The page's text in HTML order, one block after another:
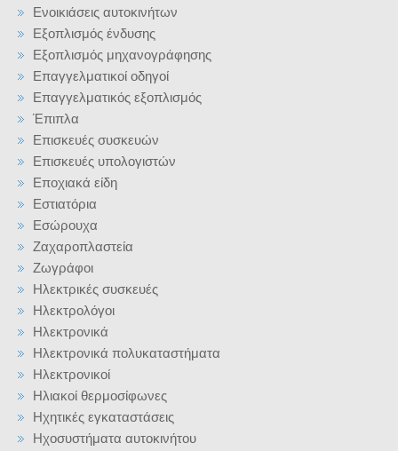
Ενοικιάσεις αυτοκινήτων
Εξοπλισμός ένδυσης
Εξοπλισμός μηχανογράφησης
Επαγγελματικοί οδηγοί
Επαγγελματικός εξοπλισμός
Έπιπλα
Επισκευές συσκευών
Επισκευές υπολογιστών
Εποχιακά είδη
Εστιατόρια
Εσώρουχα
Ζαχαροπλαστεία
Ζωγράφοι
Ηλεκτρικές συσκευές
Ηλεκτρολόγοι
Ηλεκτρονικά
Ηλεκτρονικά πολυκαταστήματα
Ηλεκτρονικοί
Ηλιακοί θερμοσίφωνες
Ηχητικές εγκαταστάσεις
Ηχοσυστήματα αυτοκινήτου